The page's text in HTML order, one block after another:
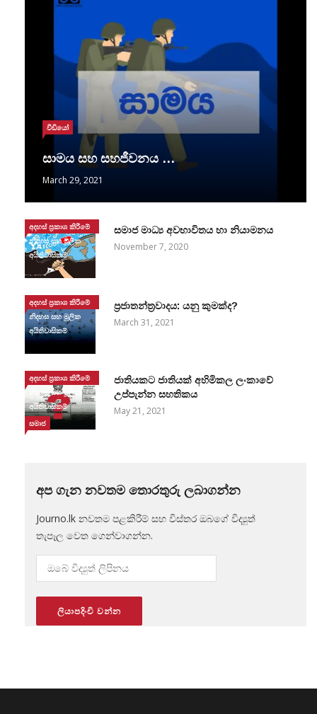
වීඩියෝ
සාමය සහ සහජීවනය …
March 29, 2021
අදහස් ප්‍රකාශ කිරීමේ
නිදහස සහ මූලික
අයිතිවාසිකම්
සමාජ මාධ්‍ය අවභාවිතය හා නියාමනය
November 7, 2020
අදහස් ප්‍රකාශ කිරීමේ
නිදහස සහ මූලික
අයිතිවාසිකම්
ප්‍රජාතන්ත්‍රවාදය: යනු කුමක්ද?
March 31, 2021
අදහස් ප්‍රකාශ කිරීමේ
නිදහස සහ මූලික
අයිතිවාසිකම්
සමාජ
ජාතියකට ජාතියක් අහිමිකල ලංකාවේ
උප්පැන්න සහතිකය
May 21, 2021
අප ගැන නවතම තොරතුරු ලබාගන්න
Journo.lk නවතම පළකිරීම් සහ විස්තර ඔබගේ විද්‍යුත්
තැපෑල වෙත ගෙන්වාගන්න.